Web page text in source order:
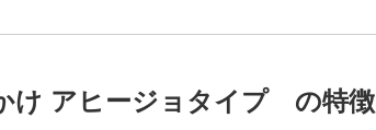
け アヒージョタイプ の特徴